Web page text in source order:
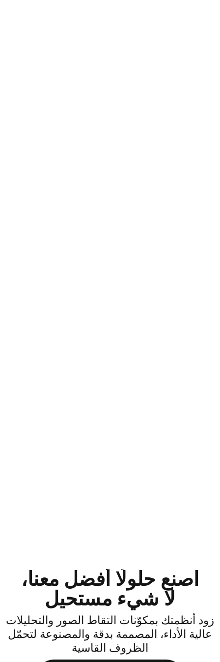
اصنع حلولًا أفضل معنا،
لا شيء مستحيل
أنظمتك بمكوّنات التقاط الصور والتحليلات
الأداء، المصممة بدقة والمصنوعة لتحمّل
الظروف القاسية